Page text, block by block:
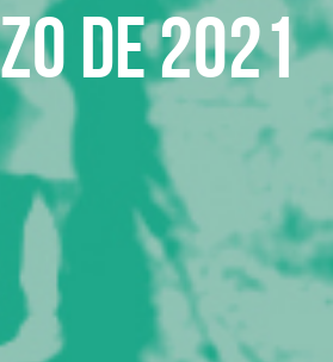
de 2021